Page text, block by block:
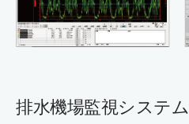
排水機場監視システム